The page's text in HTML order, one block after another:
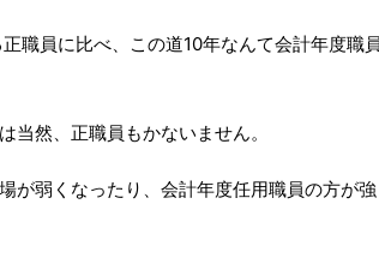
職員に比べ、この道10年なんて会計年度職
当然、正職員もかないません。
が弱くなったり、会計年度任用職員の方が